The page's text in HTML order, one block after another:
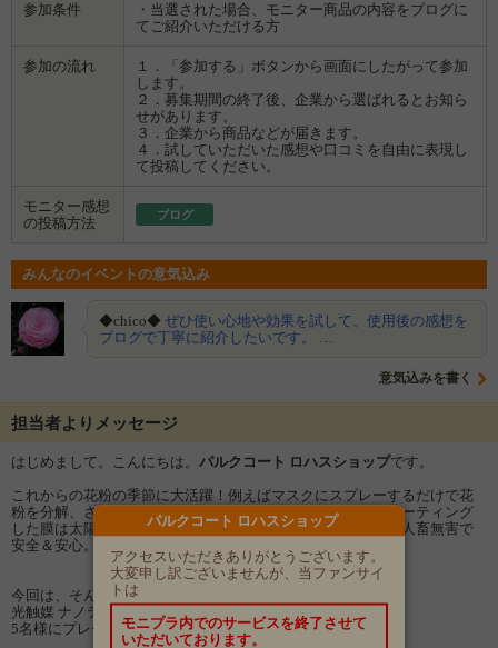
参加条件
・当選された場合、モニター商品の内容をブログに
てご紹介いただける方
参加の流れ
１．「参加する」ボタンから画面にしたがって参加
します。
２．募集期間の終了後、企業から選ばれるとお知ら
せがあります。
３．企業から商品などが届きます。
４．試していただいた感想や口コミを自由に表現し
て投稿してください。
モニター感想
の投稿方法
ブログ
みんなのイベントの意気込み
◆chico◆ ぜひ使い心地や効果を試して、使用後の感想を
ブログで丁寧に紹介したいです。 …
意気込みを書く
担当者よりメッセージ
はじめまして。こんにちは。 パルクコート ロハスショップです。
これからの花粉の季節に大活躍！例えばマスクにスプレーするだけで花
粉を分解、さらに除菌、消臭、抗菌効果もあります。一度コーティング
した膜は太陽光や室内光を受け繰り返し効果を発揮します。人畜無害で
安全＆安心。
今回は、そんな
光触媒 ナノティーミストスプレー 300mlタイプを
5名様にプレゼント致します。
パルクコート ロハスショップ
アクセスいただきありがとうございます。
大変申し訳ございませんが、当ファンサイ
トは
モニプラ内でのサービスを終了させて
いただいております。